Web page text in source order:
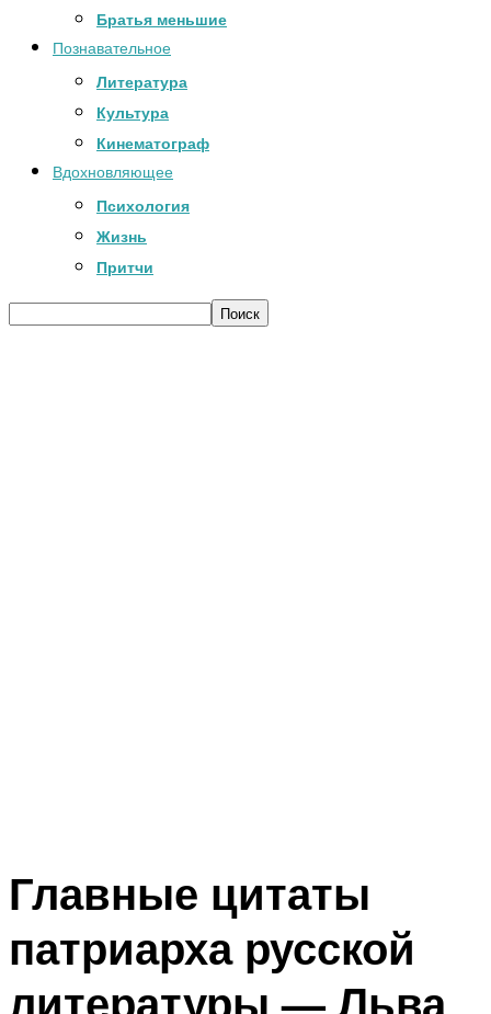
Братья меньшие
Познавательное
Литература
Культура
Кинематограф
Вдохновляющее
Психология
Жизнь
Притчи
Главные цитаты
патриарха русской